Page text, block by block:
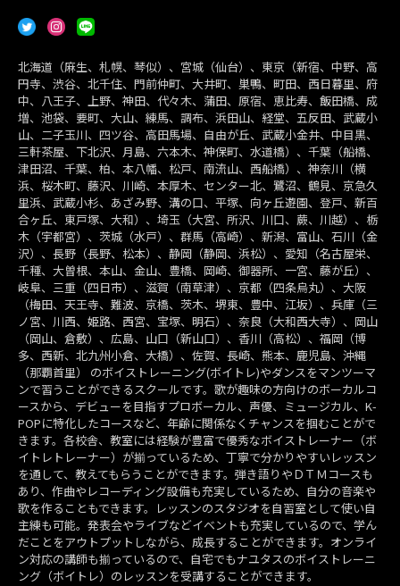
北海道（麻生、札幌、琴似）、宮城（仙台）、東京（新宿、中野、高
円寺、渋谷、北千住、門前仲町、大井町、巣鴨、町田、西日暮里、府
中、八王子、上野、神田、代々木、蒲田、原宿、恵比寿、飯田橋、成
増、池袋、要町、大山、練馬、調布、浜田山、経堂、五反田、武蔵小
山、二子玉川、四ツ谷、高田馬場、自由が丘、武蔵小金井、中目黒、
三軒茶屋、下北沢、月島、六本木、神保町、水道橋）、千葉（船橋、
津田沼、千葉、柏、本八幡、松戸、南流山、西船橋）、神奈川（横
浜、桜木町、藤沢、川崎、本厚木、センター北、鷺沼、鶴見、京急久
里浜、武蔵小杉、あざみ野、溝の口、平塚、向ヶ丘遊園、登戸、新百
合ヶ丘、東戸塚、大和）、埼玉（大宮、所沢、川口、蕨、川越）、栃
木（宇都宮）、茨城（水戸）、群馬（高崎）、新潟、富山、石川（金
沢）、長野（長野、松本）、静岡（静岡、浜松）、愛知（名古屋栄、
千種、大曽根、本山、金山、豊橋、岡崎、御器所、一宮、藤が丘）、
岐阜、三重（四日市）、滋賀（南草津）、京都（四条烏丸）、大阪
（梅田、天王寺、難波、京橋、茨木、堺東、豊中、江坂）、兵庫（三
ノ宮、川西、姫路、西宮、宝塚、明石）、奈良（大和西大寺）、岡山
（岡山、倉敷）、広島、山口（新山口）、香川（高松）、福岡（博
多、西新、北九州小倉、大橋）、佐賀、長崎、熊本、鹿児島、沖縄
（那覇首里） のボイストレーニング(ボイトレ)やダンスをマンツーマ
ンで習うことができるスクールです。歌が趣味の方向けのボーカルコ
ースから、デビューを目指すプロボーカル、声優、ミュージカル、K-
POPに特化したコースなど、年齢に関係なくチャンスを掴むことがで
きます。各校舎、教室には経験が豊富で優秀なボイストレーナー（ボ
イトレトレーナー）が揃っているため、丁寧で分かりやすいレッスン
を通して、教えてもらうことができます。弾き語りやＤＴＭコースも
あり、作曲やレコーディング設備も充実しているため、自分の音楽や
歌を作ることもできます。レッスンのスタジオを自習室として使い自
主練も可能。発表会やライブなどイベントも充実しているので、学ん
だことをアウトプットしながら、成長することができます。オンライ
ン対応の講師も揃っているので、自宅でもナユタスのボイストレーニ
ング（ボイトレ）のレッスンを受講することができます。